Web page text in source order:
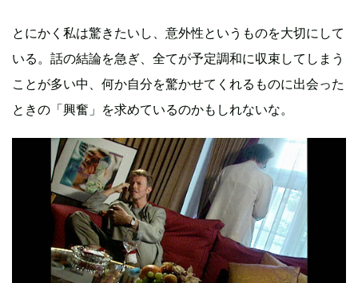
とにかく私は驚きたいし、意外性というものを大切にして
いる。話の結論を急ぎ、全てが予定調和に収束してしまう
ことが多い中、何か自分を驚かせてくれるものに出会った
ときの「興奮」を求めているのかもしれないな。